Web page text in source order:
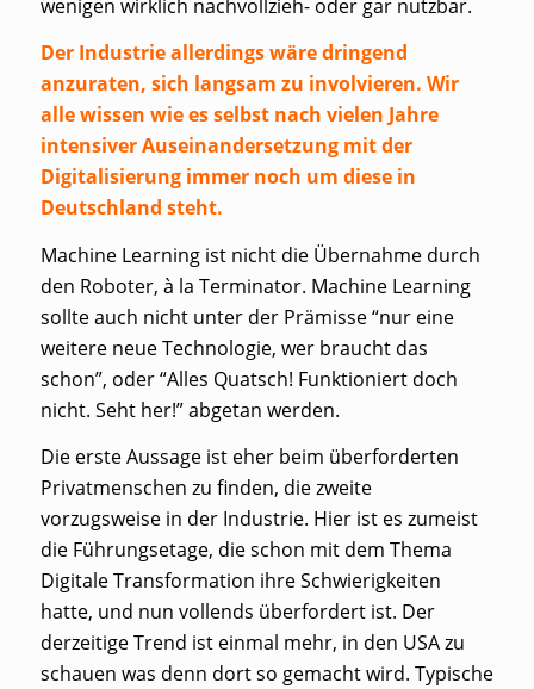
wenigen wirklich nachvollzieh- oder gar nutzbar.
Der Industrie allerdings wäre dringend
anzuraten, sich langsam zu involvieren. Wir
alle wissen wie es selbst nach vielen Jahre
intensiver Auseinandersetzung mit der
Digitalisierung immer noch um diese in
Deutschland steht.
Machine Learning ist nicht die Übernahme durch
den Roboter, à la Terminator. Machine Learning
sollte auch nicht unter der Prämisse “nur eine
weitere neue Technologie, wer braucht das
schon”, oder “Alles Quatsch! Funktioniert doch
nicht. Seht her!” abgetan werden.
Die erste Aussage ist eher beim überforderten
Privatmenschen zu finden, die zweite
vorzugsweise in der Industrie. Hier ist es zumeist
die Führungsetage, die schon mit dem Thema
Digitale Transformation ihre Schwierigkeiten
hatte, und nun vollends überfordert ist. Der
derzeitige Trend ist einmal mehr, in den USA zu
schauen was denn dort so gemacht wird. Typische